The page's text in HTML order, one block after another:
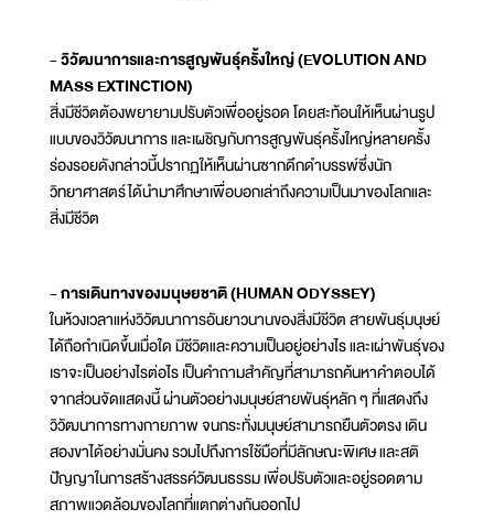
- วิวัฒนาการและการสูญพันธุ์ครั้งใหญ่ (EVOLUTION AND
MASS EXTINCTION)
สิ่งมีชีวิตต้องพยายามปรับตัวเพื่ออยู่รอด โดยสะท้อนให้เห็นผ่านรูป
แบบของวิวัฒนาการ และเผชิญกับการสูญพันธุ์ครั้งใหญ่หลายครั้ง
ร่องรอยดังกล่าวนี้ปรากฏให้เห็นผ่านซากดึกดำบรรพ์ซึ่งนัก
วิทยาศาสตร์ได้นำมาศึกษาเพื่อบอกเล่าถึงความเป็นมาของโลกและ
สิ่งมีชีวิต
- การเดินทางของมนุษยชาติ (HUMAN ODYSSEY)
ในห้วงเวลาแห่งวิวัฒนาการอันยาวนานของสิ่งมีชีวิต สายพันธุ์มนุษย์
ได้ถือกำเนิดขึ้นเมื่อใด มีชีวิตและความเป็นอยู่อย่างไร และเผ่าพันธุ์ของ
เราจะเป็นอย่างไรต่อไร เป็นคำถามสำคัญที่สามารถค้นหาคำตอบได้
จากส่วนจัดแสดงนี้ ผ่านตัวอย่างมนุษย์สายพันธุ์หลัก ๆ ที่แสดงถึง
วิวัฒนาการทางกายภาพ จนกระทั่งมนุษย์สามารถยืนตัวตรง เดิน
สองขาได้อย่างมั่นคง รวมไปถึงการใช้มือที่มีลักษณะพิเศษ และสติ
ปัญญาในการสร้างสรรค์วัฒนธรรม เพื่อปรับตัวและอยู่รอดตาม
สภาพแวดล้อมของโลกที่แตกต่างกันออกไป